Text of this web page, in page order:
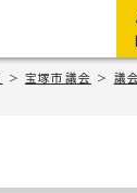
>宝塚市議会 > 議